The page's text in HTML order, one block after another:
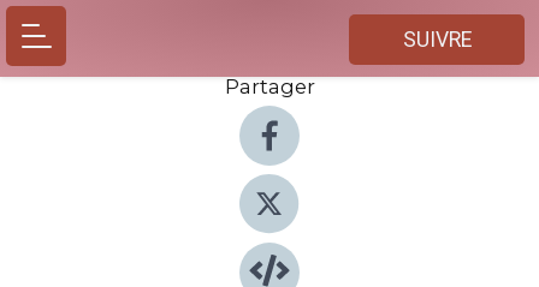
SUIVRE
Partager